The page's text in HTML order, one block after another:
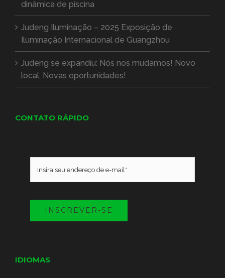
dinâmica de piscina
Judeng Iluminação – 2025 Exposição de
Iluminação Internacional de Guangzhou
Judeng se expandiu: Nós nos mudamos! Novo
local, Novas oportunidades!
CONTATO RÁPIDO
INSCREVER-SE
IDIOMAS